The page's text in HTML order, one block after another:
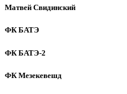
Матвей Свидинский
ФК БАТЭ
ФК БАТЭ-2
ФК Мезекевешд